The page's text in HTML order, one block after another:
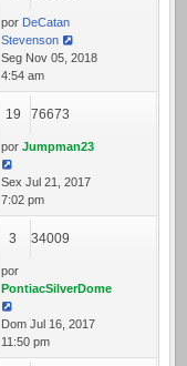
por DeCatan
Stevenson
Seg Nov 05, 2018
4:54 am
19 76673
por Jumpman23
Sex Jul 21, 2017
7:02 pm
3 34009
por
PontiacSilverDome
Dom Jul 16, 2017
11:50 pm